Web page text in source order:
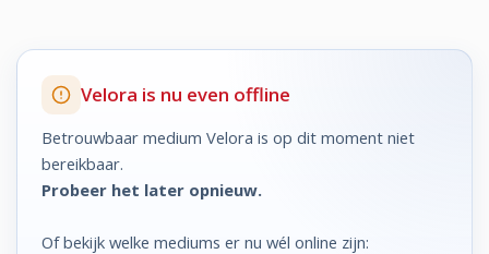
Velora is nu even offline
Betrouwbaar medium Velora is op dit moment niet
bereikbaar.
Probeer het later opnieuw.
Of bekijk welke mediums er nu wél online zijn: